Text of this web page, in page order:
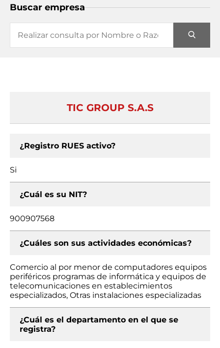
Buscar empresa
TIC GROUP S.A.S
¿Registro RUES activo?
Si
¿Cuál es su NIT?
900907568
¿Cuáles son sus actividades económicas?
Comercio al por menor de computadores equipos
periféricos programas de informática y equipos de
telecomunicaciones en establecimientos
especializados, Otras instalaciones especializadas
¿Cuál es el departamento en el que se
registra?